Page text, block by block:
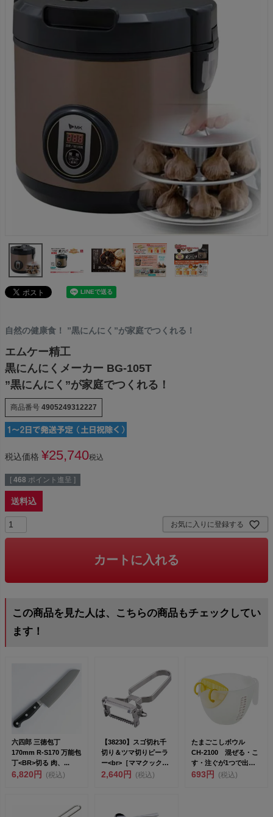
自然の健康食！ ”黒にんにく”が家庭でつくれる！
エムケー精工
黒にんにくメーカー BG-105T
”黒にんにく”が家庭でつくれる！
商品番号 4905249312227
税込価格 ¥25,740税込
[ 468 ポイント進呈 ]
送料込
お気に入りに登録する
カートに入れる
この商品を見た人は、こちらの商品もチェックしてい
ます！
六四郎 三徳包丁
170mm R-S170 万能包
丁<BR>切る 肉、...
6,820円 (税込)
【38230】スゴ切れ千
切り＆ツマ切りピーラ
ー<br>［ママクック］
千切...
2,640円 (税込)
たまごこしボウル
CH-2100 混ぜる・こ
す・注ぐが1つで出来
る！【安心の日本製】
693円 (税込)